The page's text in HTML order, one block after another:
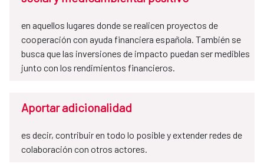
en aquellos lugares donde se realicen proyectos de
cooperación con ayuda financiera española. También se
busca que las inversiones de impacto puedan ser medibles
junto con los rendimientos financieros.
Aportar adicionalidad
es decir, contribuir en todo lo posible y extender redes de
colaboración con otros actores.